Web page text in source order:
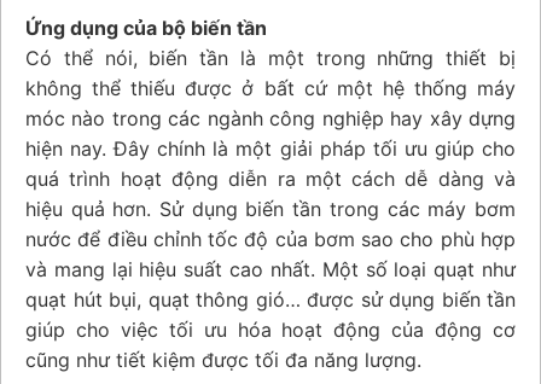
Ứng dụng của bộ biến tần
Có thể nói, biến tần là một trong những thiết bị
không thể thiếu được ở bất cứ một hệ thống máy
móc nào trong các ngành công nghiệp hay xây dựng
hiện nay. Đây chính là một giải pháp tối ưu giúp cho
quá trình hoạt động diễn ra một cách dễ dàng và
hiệu quả hơn. Sử dụng biến tần trong các máy bơm
nước để điều chỉnh tốc độ của bơm sao cho phù hợp
và mang lại hiệu suất cao nhất. Một số loại quạt như
quạt hút bụi, quạt thông gió… được sử dụng biến tần
giúp cho việc tối ưu hóa hoạt động của động cơ
cũng như tiết kiệm được tối đa năng lượng.